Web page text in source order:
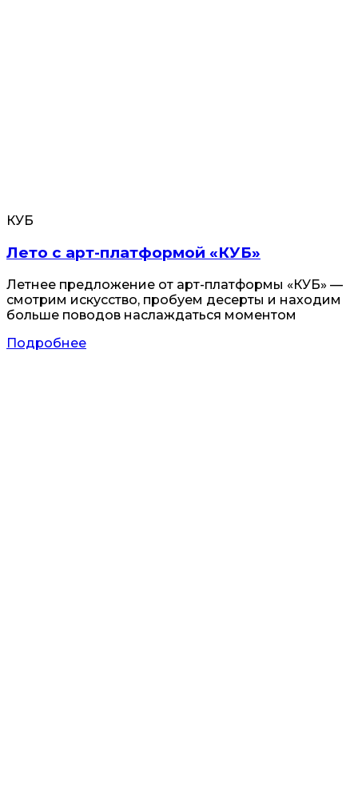
КУБ
Лето с арт-платформой «КУБ»
Летнее предложение от арт-платформы «КУБ» —
смотрим искусство, пробуем десерты и находим
больше поводов наслаждаться моментом
Подробнее